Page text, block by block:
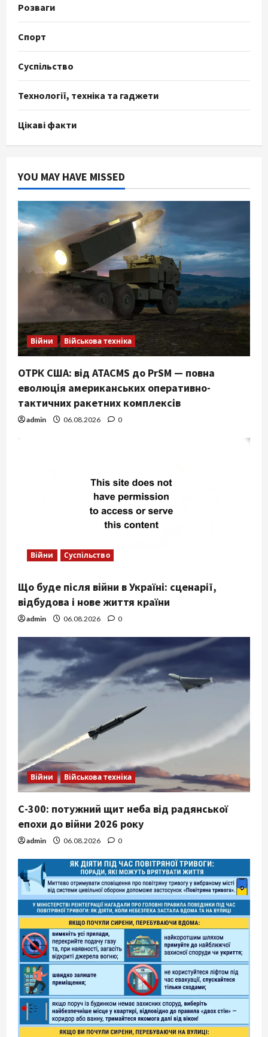
Розваги
Спорт
Суспільство
Технології, техніка та гаджети
Цікаві факти
YOU MAY HAVE MISSED
Війни Військова техніка
ОТРК США: від ATACMS до PrSM — повна
еволюція американських оперативно-
тактичних ракетних комплексів
admin 06.08.2026 0
Війни Суспільство
Що буде після війни в Україні: сценарії,
відбудова і нове життя країни
admin 06.08.2026 0
Війни Військова техніка
С-300: потужний щит неба від радянської
епохи до війни 2026 року
admin 06.08.2026 0